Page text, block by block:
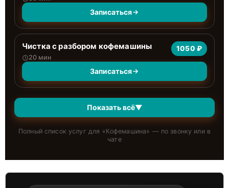
Записаться
Чистка с разбором кофемашины
20 мин
1050 ₽
Записаться
Показать всё▼
Полный список услуг для «Кофемашина» — по звонку или в
чате